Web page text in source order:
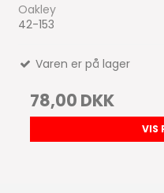
Oakley
42-153
Varen er på lager
78,00 DKK
VIS